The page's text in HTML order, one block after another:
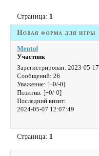
Новая форма для игры
Страница: 1
Mentol
Участник
Зарегистрирован: 2023-05-17
Сообщений: 26
Уважение: [+0/-0]
Позитив: [+0/-0]
Последний визит:
2024-05-07 12:07:49
Страница: 1